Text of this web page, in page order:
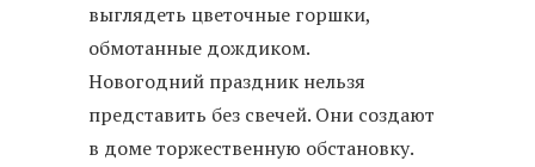
выглядеть цветочные горшки,
обмотанные дождиком.
Новогодний праздник нельзя
представить без свечей. Они создают
в доме торжественную обстановку.